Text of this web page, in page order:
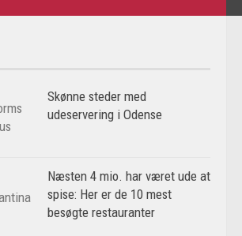
Skønne steder med
udeservering i Odense
Næsten 4 mio. har været ude at
spise: Her er de 10 mest
besøgte restauranter